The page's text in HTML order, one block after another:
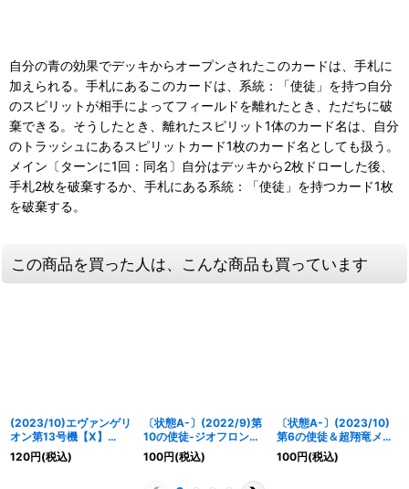
自分の青の効果でデッキからオープンされたこのカードは、手札に
加えられる。手札にあるこのカードは、系統：「使徒」を持つ自分
のスピリットが相手によってフィールドを離れたとき、ただちに破
棄できる。そうしたとき、離れたスピリット1体のカード名は、自分
のトラッシュにあるスピリットカード1枚のカード名としても扱う。
メイン〔ターンに1回：同名〕自分はデッキから2枚ドローした後、
手札2枚を破棄するか、手札にある系統：「使徒」を持つカード1枚
を破棄する。
この商品を買った人は、こんな商品も買っています
(2023/10)エヴァンゲリ
オン第13号機【X】
{CB21-X02}《紫》
120円(税込)
〔状態A-〕(2022/9)第
10の使徒-ジオフロント
戦-【R】{CB23-029}
《青》
100円(税込)
〔状態A-〕(2023/10)
第6の使徒＆超翔竜メガ
ギラス【PC】{PC11-
005}《多》
100円(税込)